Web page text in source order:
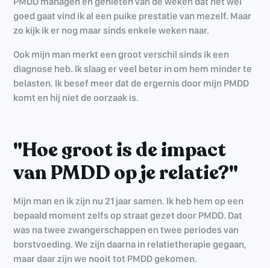
goed gaat vind ik al een puike prestatie van mezelf. Maar
zo kijk ik er nog maar sinds enkele weken naar.
Ook mijn man merkt een groot verschil sinds ik een
diagnose heb. Ik slaag er veel beter in om hem minder te
belasten. Ik besef meer dat de ergernis door mijn PMDD
komt en hij niet de oorzaak is.
"Hoe groot is de impact
van PMDD op je relatie?"
Mijn man en ik zijn nu 21 jaar samen. Ik heb hem op een
bepaald moment zelfs op straat gezet door PMDD. Dat
was na twee zwangerschappen en twee periodes van
borstvoeding. We zijn daarna in relatietherapie gegaan,
maar daar zijn we nooit tot PMDD gekomen.